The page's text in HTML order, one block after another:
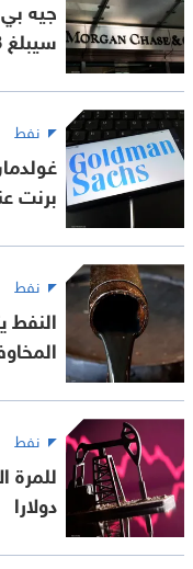
جيه
سيبلغ 83 دولارا في 2024
نفط
برنت عند 92 دولارًا
نفط
نفط
دولارا